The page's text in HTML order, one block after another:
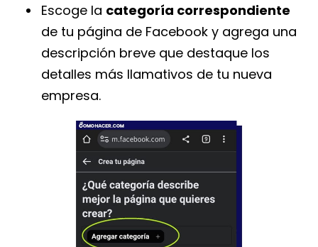
Escoge la categoría correspondiente
de tu página de Facebook y agrega una
descripción breve que destaque los
detalles más llamativos de tu nueva
empresa.